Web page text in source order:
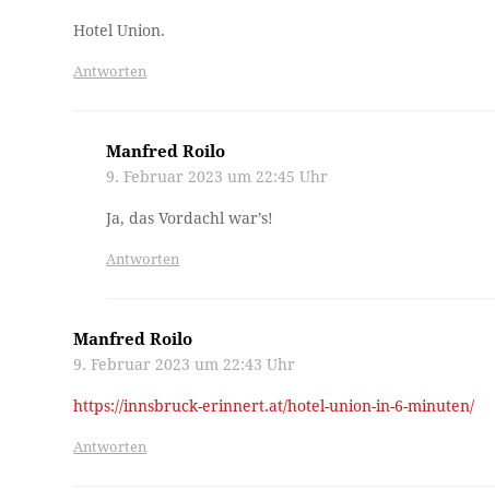
Hotel Union.
Antworten
Manfred Roilo
9. Februar 2023 um 22:45 Uhr
Ja, das Vordachl war’s!
Antworten
Manfred Roilo
9. Februar 2023 um 22:43 Uhr
https://innsbruck-erinnert.at/hotel-union-in-6-minuten/
Antworten